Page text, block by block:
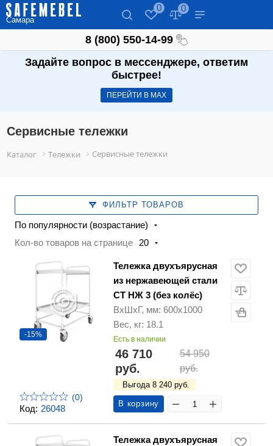
Самара
0 0
8 (800) 550-14-99
Задайте вопрос в мессенджере, ответим
быстрее!
ПЕРЕЙТИ В МАХ
Сервисные тележки
Каталог Тележки Сервисные тележки
ФИЛЬТР ТОВАРОВ
По популярности (возрастание)
Кол-во товаров на странице
20
Код: 26048
-15%
(0)
Тележка двухъярусная
из нержавеющей стали
СТ НЖ 3 (без колёс)
ВхШхГ, мм: 600х1000
Вес, кг: 18.1
Есть в наличии
46 710
руб.
54 950
руб.
Выгода 8 240 руб.
В корзину
Тележка двухъярусная